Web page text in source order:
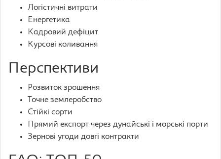
Логістичні витрати
Енергетика
Кадровий дефіцит
Курсові коливання
Перспективи
Розвиток зрошення
Точне землеробство
Стійкі сорти
Прямий експорт через дунайські і морські порти
Зернові угоди довгі контракти